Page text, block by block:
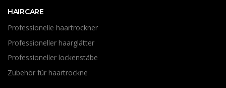
HAIRCARE
Professionelle haartrockner
Professioneller haarglätter
Professioneller lockenstäbe
Zubehör für haartrockne